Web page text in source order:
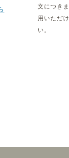
文につき
用いただ
い。